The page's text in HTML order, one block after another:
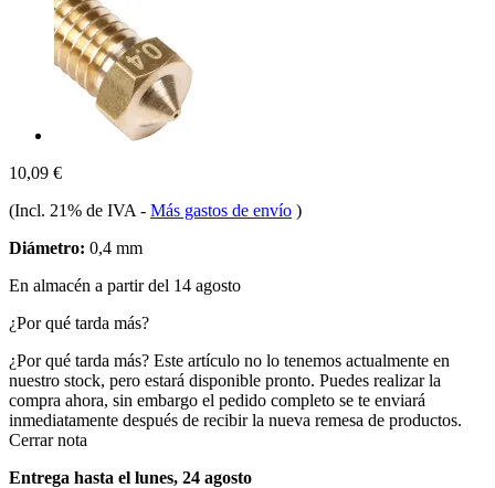
10,09 €
(Incl. 21% de IVA - Más gastos de envío )
Diámetro: 0,4 mm
En almacén a partir del 14 agosto
¿Por qué tarda más?
¿Por qué tarda más? Este artículo no lo tenemos actualmente en
nuestro stock, pero estará disponible pronto. Puedes realizar la
compra ahora, sin embargo el pedido completo se te enviará
inmediatamente después de recibir la nueva remesa de productos.
Cerrar nota
Entrega hasta el lunes, 24 agosto